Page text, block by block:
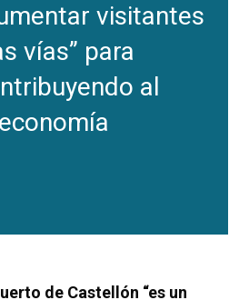
visitantes
vías” para
al
de Castellón “es un